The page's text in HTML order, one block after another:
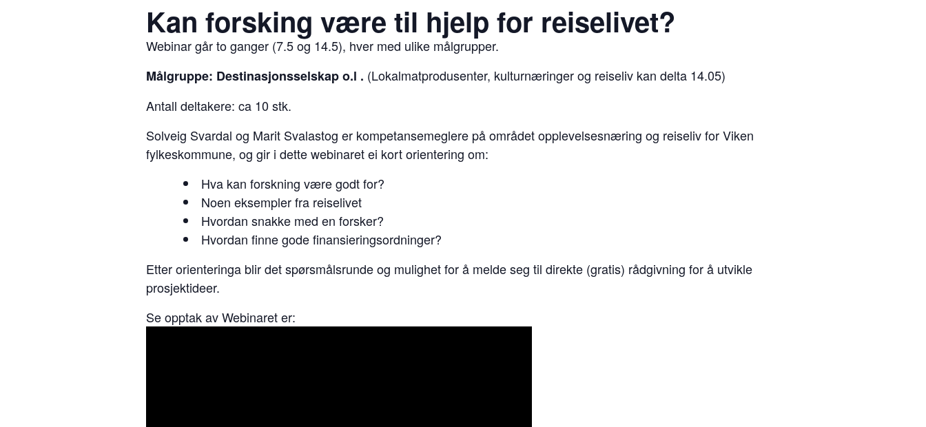
Kan forsking være til hjelp for reiselivet?
Webinar går to ganger (7.5 og 14.5), hver med ulike målgrupper.
Målgruppe: Destinasjonsselskap o.l . (Lokalmatprodusenter, kulturnæringer og reiseliv kan delta 14.05)
Antall deltakere: ca 10 stk.
Solveig Svardal og Marit Svalastog er kompetansemeglere på området opplevelsesnæring og reiseliv for Viken
fylkeskommune, og gir i dette webinaret ei kort orientering om:
Hva kan forskning være godt for?
Noen eksempler fra reiselivet
Hvordan snakke med en forsker?
Hvordan finne gode finansieringsordninger?
Etter orienteringa blir det spørsmålsrunde og mulighet for å melde seg til direkte (gratis) rådgivning for å utvikle
prosjektideer.
Se opptak av Webinaret er: